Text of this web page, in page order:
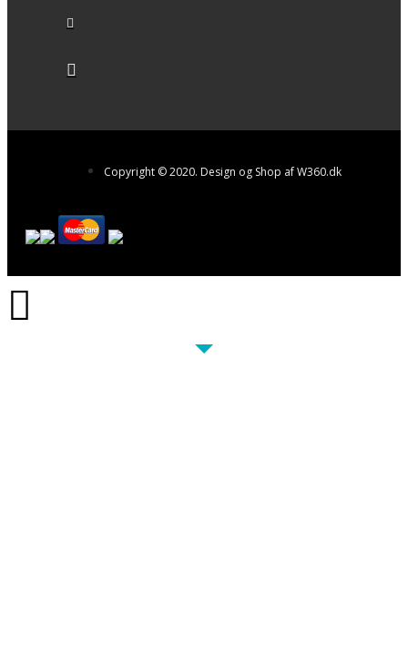
Copyright © 2020. Design og Shop af W360.dk